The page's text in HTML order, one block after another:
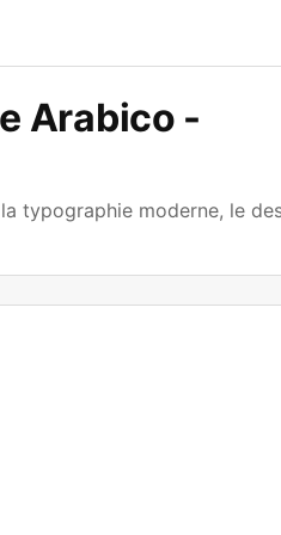
Arabico -
typographie moderne, le